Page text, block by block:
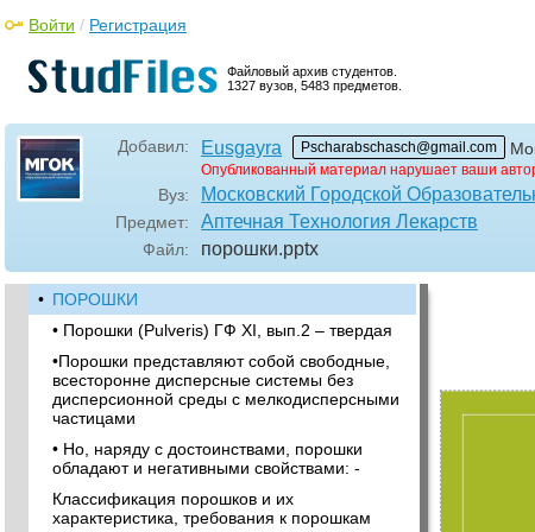
Файловый архив студентов.
1327 вузов, 5483 предметов.
Войти / Регистрация
Добавил: Eusgayra Pscharabschasch@gmail.com
Опубликованный материал нарушает ваши
Вуз: Московский Городской
Предмет: Аптечная Технология Лекарств
Файл: порошки.pptx
• ПОРОШКИ
• Порошки (Pulveris) ГФ XI, вып.2 – твердая
•Порошки представляют собой свободные,
всесторонне дисперсные системы без
дисперсионной среды с мелкодисперсными
частицами
• Но, наряду с достоинствами, порошки
обладают и негативными свойствами: -
Классификация порошков и их
характеристика, требования к порошкам